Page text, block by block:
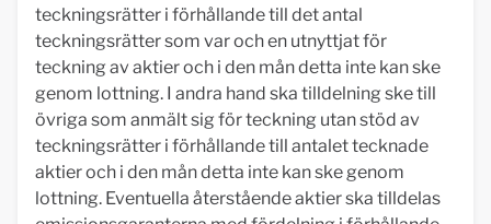
teckningsrätter i förhållande till det antal
teckningsrätter som var och en utnyttjat för
teckning av aktier och i den mån detta inte kan ske
genom lottning. I andra hand ska tilldelning ske till
övriga som anmält sig för teckning utan stöd av
teckningsrätter i förhållande till antalet tecknade
aktier och i den mån detta inte kan ske genom
lottning. Eventuella återstående aktier ska tilldelas